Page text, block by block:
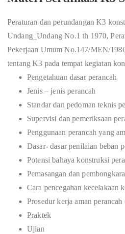
Peraturan dan perundangan K3
Undang_Undang No.1 th 1970,
Pekerjaan Umum No.147/MEN/
tentang K3 pada tempat kegiatan
Pengetahuan dasar perancah
Jenis – jenis perancah
Standar dan pedoman teknis
Supervisi dan pemeriksaan
Penggunaan perancah yang
Dasar- dasar penilaian beban
Potensi bahaya konstruksi
Pemasangan dan
Cara pencegahan kecelakaan
Prosedur kerja aman
Praktek
Ujian